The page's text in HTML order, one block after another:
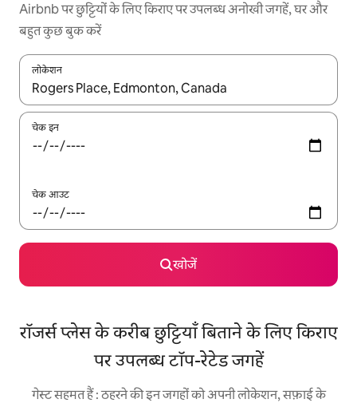
Airbnb पर छुट्टियों के लिए किराए पर उपलब्ध अनोखी जगहें, घर और
बहुत कुछ बुक करें
लोकेशन
नतीजों के उपलब्ध होने पर, अप और डाउन 'ऐरो की' का इस्तेमाल करके नेविगेट
चेक इन
चेक आउट
खोजें
रॉजर्स प्लेस के करीब छुट्टियाँ बिताने के लिए किराए
पर उपलब्ध टॉप-रेटेड जगहें
गेस्ट सहमत हैं : ठहरने की इन जगहों को अपनी लोकेशन, सफ़ाई के